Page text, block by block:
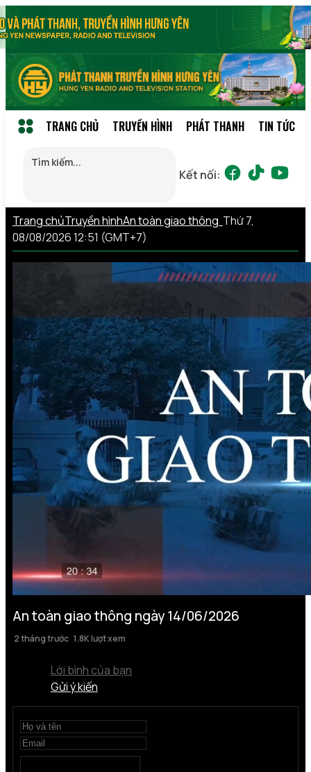
TRANG CHỦ TRUYỀN HÌNH PHÁT THANH TIN TỨC
Kết nối:
Trang chủTruyền hìnhAn toàn giao thông Thứ 7,
08/08/2026 12:51 (GMT+7)
An toàn giao thông ngày 14/06/2026
2 tháng trước 1.8K lượt xem
Lời bình của bạn
Gửi ý kiến